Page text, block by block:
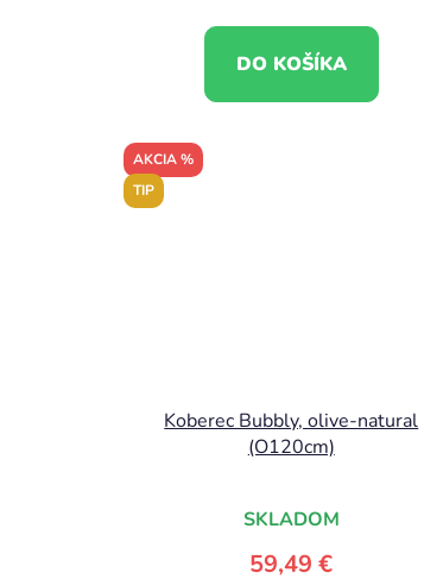
DO KOŠÍKA
AKCIA %
TIP
Koberec Bubbly, olive-natural
(O120cm)
SKLADOM
59,49 €